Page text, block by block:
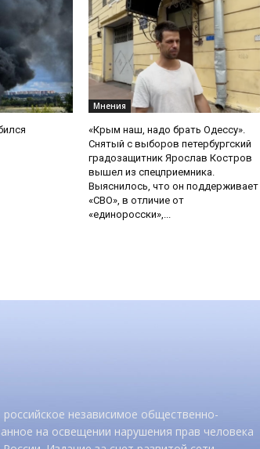
Мнения
«Крым наш, надо брать Одессу».
Снятый с выборов петербургский
градозащитник Ярослав Костров
вышел из спецприемника.
Выяснилось, что он поддерживает
«СВО», в отличие от
«единоросски»,...
независимое общественно-
на освещении нарушения прав человека